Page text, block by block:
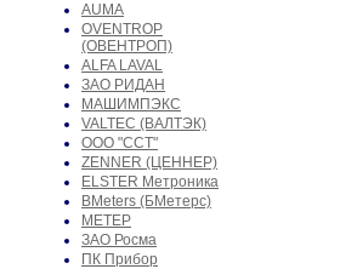
AUMA
OVENTROP
(ОВЕНТРОП)
ALFA LAVAL
ЗАО РИДАН
МАШИМПЭКС
VALTEC (ВАЛТЭК)
ООО "ССТ"
ZENNER (ЦЕННЕР)
ELSTER Метроника
BMeters (БМетерс)
МЕТЕР
ЗАО Росма
ПК Прибор